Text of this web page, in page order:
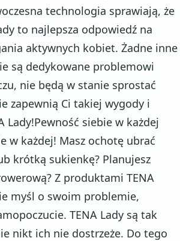
technologia sprawiają, że
to najlepsza odpowiedź na
aktywnych kobiet. Żadne inne
są dedykowane problemowi
nie będą w stanie sprostać
zapewnią Ci takiej wygody i
Lady!Pewność siebie w każdej
w każdej! Masz ochotę ubrać
krótką sukienkę? Planujesz
Z produktami TENA
myśl o swoim problemie,
TENA Lady są tak
nikt ich nie dostrzeże. Do tego